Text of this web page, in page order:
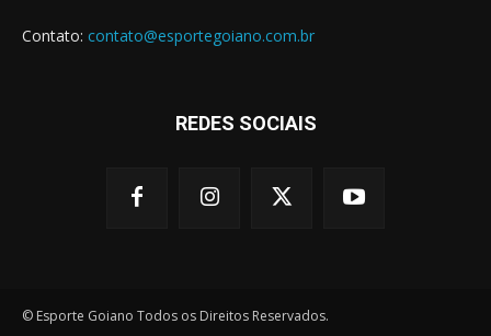
Contato: contato@esportegoiano.com.br
REDES SOCIAIS
© Esporte Goiano Todos os Direitos Reservados.